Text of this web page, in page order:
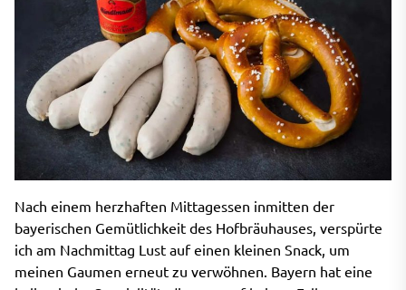
Nach einem herzhaften Mittagessen inmitten der
bayerischen Gemütlichkeit des Hofbräuhauses, verspürte
ich am Nachmittag Lust auf einen kleinen Snack, um
meinen Gaumen erneut zu verwöhnen. Bayern hat eine